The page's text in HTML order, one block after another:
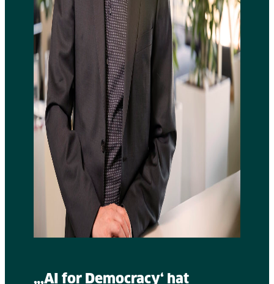
„‚AI for Democracy‘ hat